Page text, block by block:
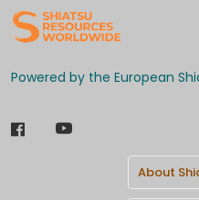
Powered by the European
About